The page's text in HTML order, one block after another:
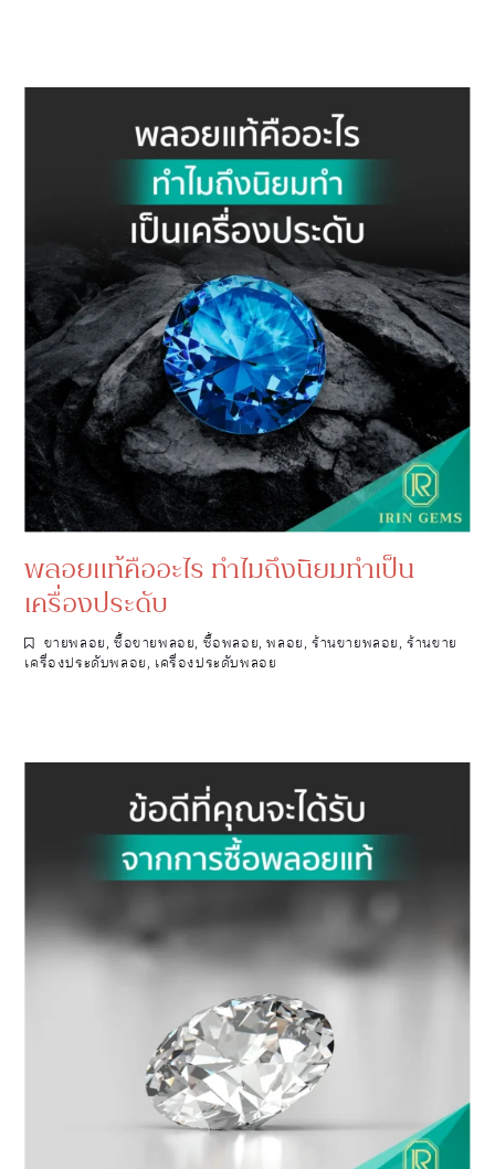
พลอยแท้คืออะไร ทำไมถึงนิยมทำเป็น
เครื่องประดับ
ขายพลอย,ซื้อขายพลอย, ซื้อพลอย,พลอย,ร้านขายพลอย,ร้านขาย
เครื่องประดับพลอย, เครื่องประดับพลอย